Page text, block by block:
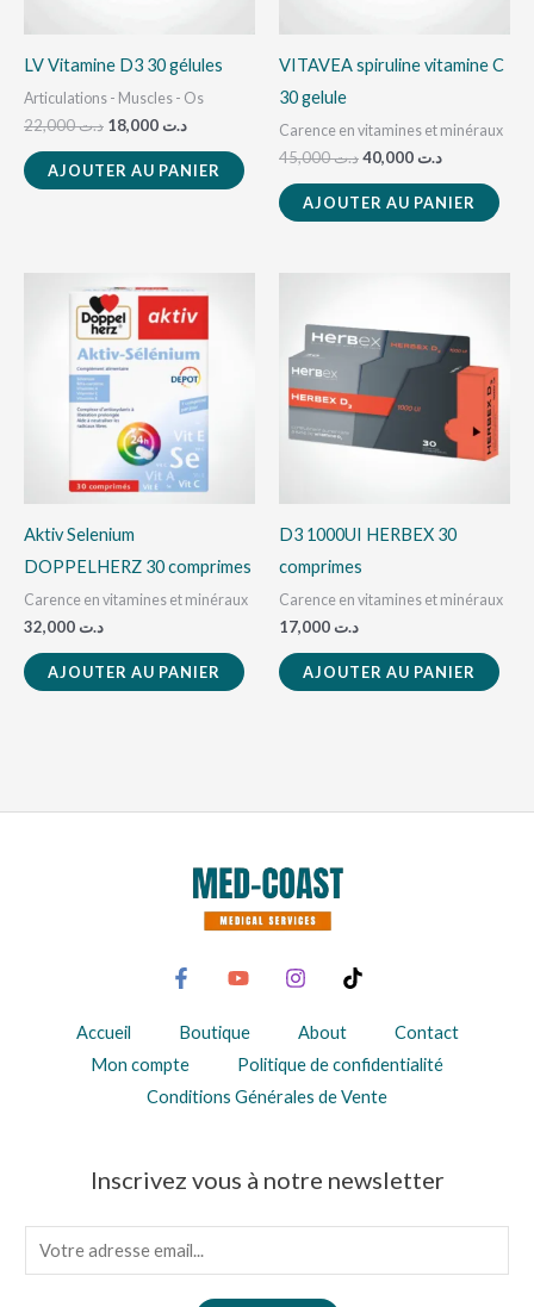
LV Vitamine D3 30 gélules
Articulations - Muscles - Os
د.ت22,000 د.ت
AJOUTER AU PANIER
VITAVEA spiruline vitamine C
30 gelule
Carence en vitamines et minéraux
د.ت45,000 د.ت
AJOUTER AU PANIER
Aktiv Selenium
DOPPELHERZ 30 comprimes
Carence en vitamines et minéraux
د.ت
AJOUTER AU PANIER
D3 1000UI HERBEX 30
comprimes
Carence en vitamines et minéraux
د.ت
AJOUTER AU PANIER
Accueil Boutique About
Contact
Mon compte
Politique de confidentialité
Conditions Générales de Vente
Inscrivez vous à notre newsletter
m